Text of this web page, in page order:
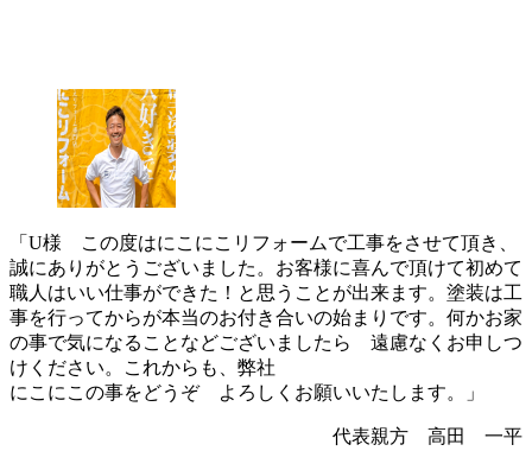
「U様 この度はにこにこリフォームで工事をさせて頂き、
誠にありがとうございました。お客様に喜んで頂けて初めて
職人はいい仕事ができた！と思うことが出来ます。塗装は工
事を行ってからが本当のお付き合いの始まりです。何かお家
の事で気になることなどございましたら 遠慮なくお申しつ
けください。これからも、弊社
にこにこの事をどうぞ よろしくお願いいたします。」
代表親方 高田 一平